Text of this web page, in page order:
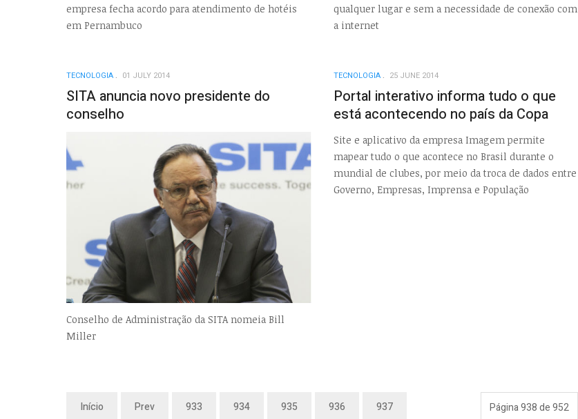
empresa fecha acordo para atendimento de hotéis
em Pernambuco
qualquer lugar e sem a necessidade de conexão com
a internet
TECNOLOGIA 01 JULY 2014
SITA anuncia novo presidente do
conselho
Conselho de Administração da SITA nomeia Bill
Miller
TECNOLOGIA 25 JUNE 2014
Portal interativo informa tudo o que
está acontecendo no país da Copa
Site e aplicativo da empresa Imagem permite
mapear tudo o que acontece no Brasil durante o
mundial de clubes, por meio da troca de dados entre
Governo, Empresas, Imprensa e População
Página 938 de 952
Início Prev 933 934 935 936 937